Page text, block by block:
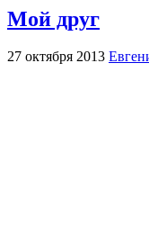
Мой друг
27 октября 2013